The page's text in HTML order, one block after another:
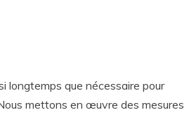
longtemps que nécessaire pour
mettons en œuvre des mesures